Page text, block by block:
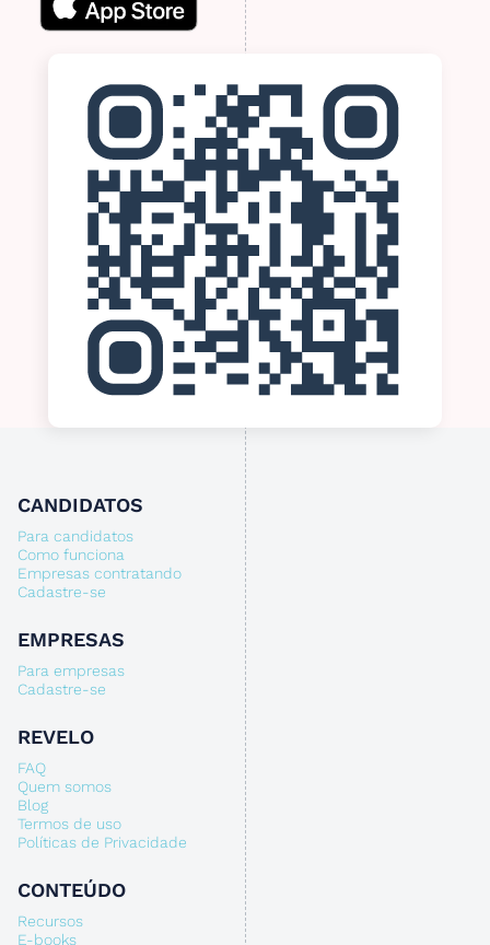
CANDIDATOS
Para candidatos
Como funciona
Empresas contratando
Cadastre-se
EMPRESAS
Para empresas
Cadastre-se
REVELO
FAQ
Quem somos
Blog
Termos de uso
Políticas de Privacidade
CONTEÚDO
Recursos
E-books